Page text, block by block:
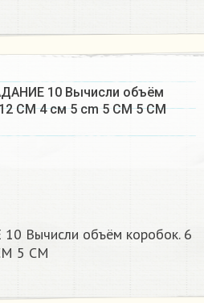
10 Вычисли объём
CM 4 см 5 cm 5 CM 5 CM​
Вычисли объём коробок. 6
5 CM​